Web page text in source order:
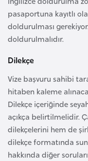
pasaportuna kayıtlı
doldurulması
doldurulmalıdır.
Dilekçe
Vize başvuru sahibi
hitaben kaleme
Dilekçe içeriğinde
açıkça belirtilmelidir.
dilekçelerini hem de
dilekçe formatında
hakkında diğer
r
u
s
e
l
ç
i
k
a